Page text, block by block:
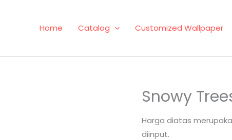
Home Catalog Customized Wallpaper
Snowy
Harga diatas
diinput.